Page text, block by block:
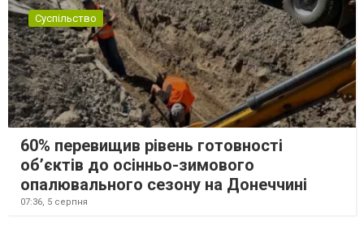
Суспільство
60% перевищив рівень готовності
об’єктів до осінньо-зимового
опалювального сезону на Донеччині
07:36, 5 серпня